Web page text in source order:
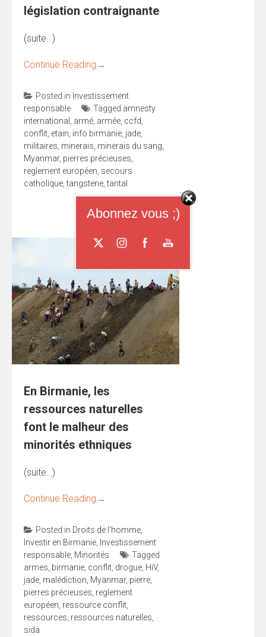
législation contraignante
(suite…)
Continue Reading →
Posted in Investissement
responsable
Tagged amnesty
international
armé armée ccfd
conflit etain info birmanie jade
militaires minerais minerais du sang
Myanmar, pierres précieuses
reglement européen secours
catholique ,tangstene ,tantal
En Birmanie, les
ressources naturelles
font le malheur des
minorités ethniques
(suite…)
Continue Reading →
Posted in Droits de l'homme,
Investir en Birmanie, Investissement
responsable, Minorités
Tagged
armes, birmanie, conflit, drogue, HiV,
jade, malédiction, Myanmar, pierre,
pierres précieuses, reglement
européen, ressource conflit,
ressources, ressources naturelles,
sida
Abonnez vous ;)